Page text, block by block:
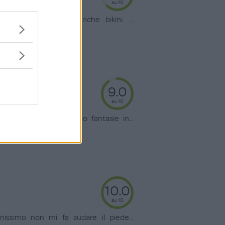
su 10
in estate anche bikini. ...
9.0
su 10
anni ho sempre visto fantasie in...
10.0
su 10
non mi fa sudare il piede...